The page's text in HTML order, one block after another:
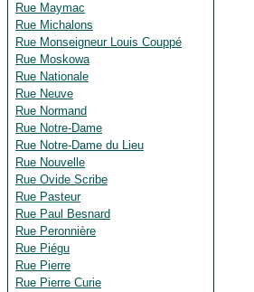
Rue Maymac
Rue Michalons
Rue Monseigneur Louis Couppé
Rue Moskowa
Rue Nationale
Rue Neuve
Rue Normand
Rue Notre-Dame
Rue Notre-Dame du Lieu
Rue Nouvelle
Rue Ovide Scribe
Rue Pasteur
Rue Paul Besnard
Rue Peronnière
Rue Piégu
Rue Pierre
Rue Pierre Curie